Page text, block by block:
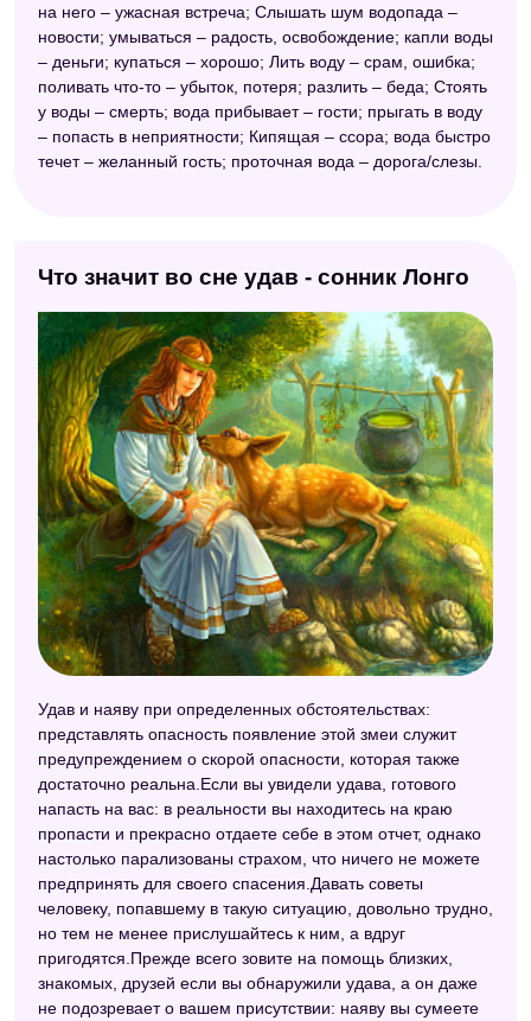
на него – ужасная встреча; Слышать шум водопада –
новости; умываться – радость, освобождение; капли воды
– деньги; купаться – хорошо; Лить воду – срам, ошибка;
поливать что-то – убыток, потеря; разлить – беда; Стоять
у воды – смерть; вода прибывает – гости; прыгать в воду
– попасть в неприятности; Кипящая – ссора; вода быстро
течет – желанный гость; проточная вода – дорога/слезы.
Что значит во сне удав - сонник Лонго
Удав и наяву при определенных обстоятельствах:
представлять опасность появление этой змеи служит
предупреждением о скорой опасности, которая также
достаточно реальна.Если вы увидели удава, готового
напасть на вас: в реальности вы находитесь на краю
пропасти и прекрасно отдаете себе в этом отчет, однако
настолько парализованы страхом, что ничего не можете
предпринять для своего спасения.Давать советы
человеку, попавшему в такую ситуацию, довольно трудно,
но тем не менее прислушайтесь к ним, а вдруг
пригодятся.Прежде всего зовите на помощь близких,
знакомых, друзей если вы обнаружили удава, а он даже
не подозревает о вашем присутствии: наяву вы сумеете